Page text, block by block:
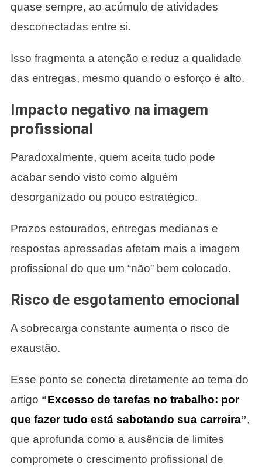
quase sempre, ao acúmulo de atividades
desconectadas entre si.
Isso fragmenta a atenção e reduz a qualidade
das entregas, mesmo quando o esforço é alto.
Impacto negativo na imagem
profissional
Paradoxalmente, quem aceita tudo pode
acabar sendo visto como alguém
desorganizado ou pouco estratégico.
Prazos estourados, entregas medianas e
respostas apressadas afetam mais a imagem
profissional do que um “não” bem colocado.
Risco de esgotamento emocional
A sobrecarga constante aumenta o risco de
exaustão.
Esse ponto se conecta diretamente ao tema do
artigo “Excesso de tarefas no trabalho: por
que fazer tudo está sabotando sua carreira”,
que aprofunda como a ausência de limites
compromete o crescimento profissional de